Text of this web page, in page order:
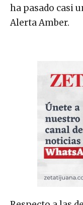
ha pasado casi
Alerta Amber.